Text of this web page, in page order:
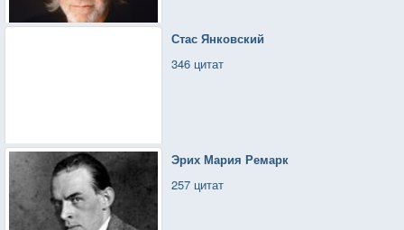
Стас Янковский
346 цитат
Эрих Мария Ремарк
257 цитат